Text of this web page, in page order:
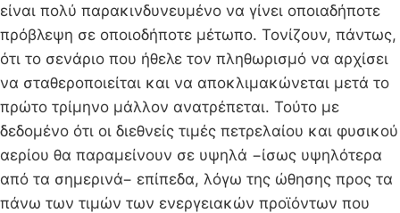
είναι πολύ παρακινδυνευμένο να γίνει οποιαδήποτε
πρόβλεψη σε οποιοδήποτε μέτωπο. Τονίζουν, πάντως,
ότι το σενάριο που ήθελε τον πληθωρισμό να αρχίσει
να σταθεροποιείται και να αποκλιμακώνεται μετά το
πρώτο τρίμηνο μάλλον ανατρέπεται. Τούτο με
δεδομένο ότι οι διεθνείς τιμές πετρελαίου και φυσικού
αερίου θα παραμείνουν σε υψηλά −ίσως υψηλότερα
από τα σημερινά− επίπεδα, λόγω της ώθησης προς τα
πάνω των τιμών των ενεργειακών προϊόντων που